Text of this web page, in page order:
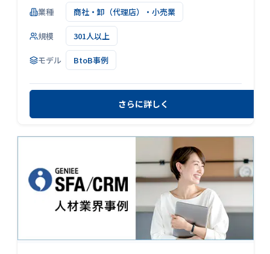
業種 商社・卸（代理店）・小売業
規模 301人以上
モデル BtoB事例
さらに詳しく